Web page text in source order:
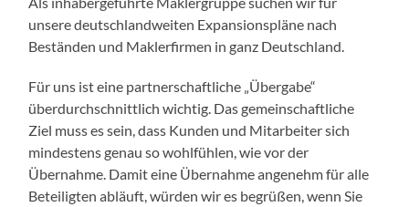
unsere deutschlandweiten Expansionspläne nach
Beständen und Maklerfirmen in ganz Deutschland.
Für uns ist eine partnerschaftliche „Übergabe“
überdurchschnittlich wichtig. Das gemeinschaftliche
Ziel muss es sein, dass Kunden und Mitarbeiter sich
mindestens genau so wohlfühlen, wie vor der
Übernahme. Damit eine Übernahme angenehm für alle
Beteiligten abläuft, würden wir es begrüßen, wenn Sie